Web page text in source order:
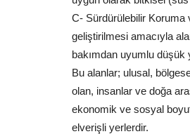
C- Sürdürülebilir Koruma
geliştirilmesi amacıyla
bakımdan uyumlu düşük
Bu alanlar; ulusal,
olan, insanlar ve doğa
ekonomik ve sosyal
elverişli yerlerdir.